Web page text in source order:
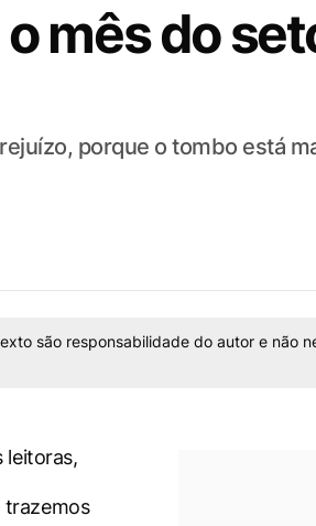
mês do
porque o tombo está
são responsabilidade do autor e não
leitoras,
trazemos